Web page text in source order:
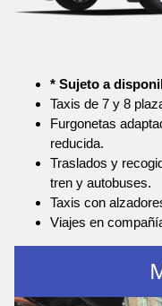
* Sujeto a
Taxis de 7 y 8
Furgonetas
reducida.
Traslados y
tren y autobuses.
Taxis con
Viajes en